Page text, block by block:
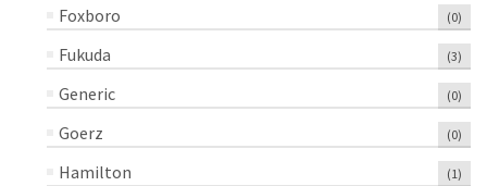
Foxboro (0)
Fukuda (3)
Generic (0)
Goerz (0)
Hamilton (1)